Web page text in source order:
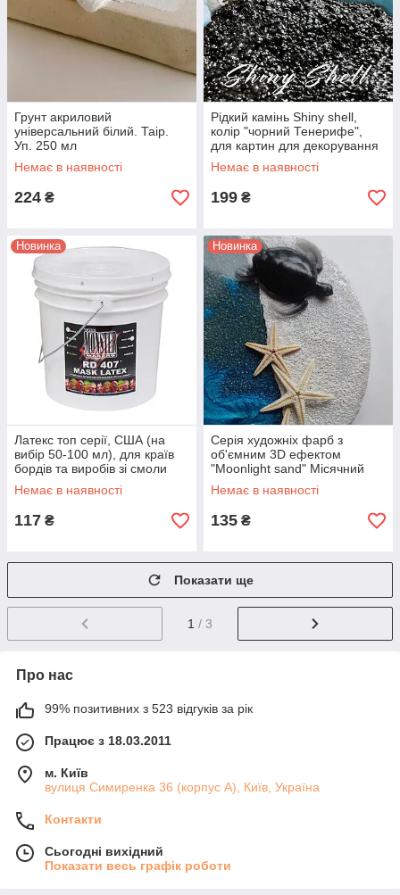
Грунт акриловий
універсальний білий. Таір.
Уп. 250 мл
Немає в наявності
224 ₴
Рідкий камінь Shiny shell,
колір "чорний Тенерифе",
для картин для декорування
поверхні, Art Resin, уп. 280 г
Немає в наявності
199 ₴
Новинка
Латекс топ серії, США (на
вибір 50-100 мл), для країв
бордів та виробів зі смоли
(захист від підтікання). 50 мл
Немає в наявності
117 ₴
Новинка
Серія художніх фарб з
об'ємним 3D ефектом
"Moonlight sand" Місячний
пісок для робіт ResinАrt
Немає в наявності
135 ₴
Показати ще
1 / 3
Про нас
99% позитивних з 523 відгуків за рік
Працює з 18.03.2011
м. Київ
вулиця Симиренка 36 (корпус А), Київ, Україна
Контакти
Сьогодні вихідний
Показати весь графік роботи